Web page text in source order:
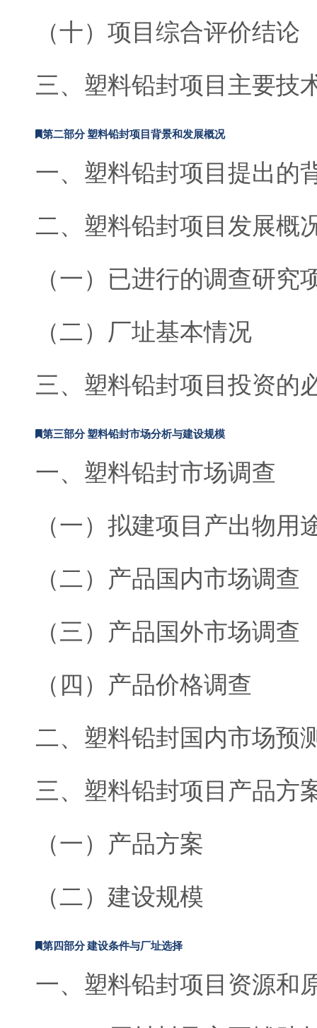
（十）项目综合评价结论
三、塑料铅封项目主要技
第二部分 塑料铅封项目背景和发展概况
一、塑料铅封项目提出的
二、塑料铅封项目发展概
（一）已进行的调查研究
（二）厂址基本情况
三、塑料铅封项目投资的
第三部分 塑料铅封市场分析与建设规模
一、塑料铅封市场调查
（一）拟建项目产出物用
（二）产品国内市场调查
（三）产品国外市场调查
（四）产品价格调查
二、塑料铅封国内市场预
三、塑料铅封项目产品方
（一）产品方案
（二）建设规模
第四部分 建设条件与厂址选择
一、塑料铅封项目资源和